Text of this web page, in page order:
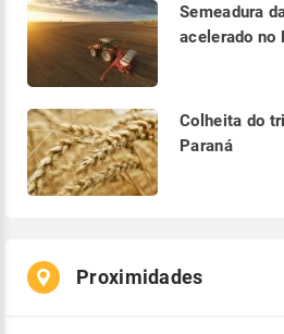
Semeadura
acelerado no
Colheita do
Paraná
Proximidades